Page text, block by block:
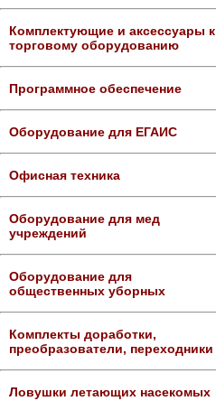
Комплектующие и аксессуары к
торговому оборудованию
Программное обеспечение
Оборудование для ЕГАИС
Офисная техника
Оборудование для мед
учреждений
Оборудование для
общественных уборных
Комплекты доработки,
преобразователи, переходники
Ловушки летающих насекомых